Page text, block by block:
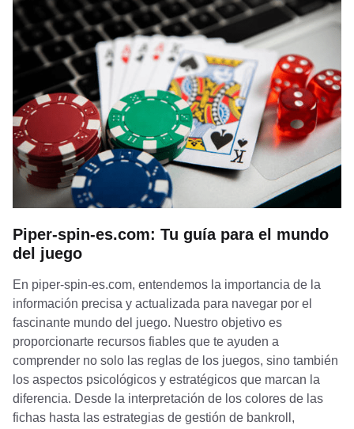
Piper-spin-es.com: Tu guía para el mundo
del juego
En piper-spin-es.com, entendemos la importancia de la
información precisa y actualizada para navegar por el
fascinante mundo del juego. Nuestro objetivo es
proporcionarte recursos fiables que te ayuden a
comprender no solo las reglas de los juegos, sino también
los aspectos psicológicos y estratégicos que marcan la
diferencia. Desde la interpretación de los colores de las
fichas hasta las estrategias de gestión de bankroll,